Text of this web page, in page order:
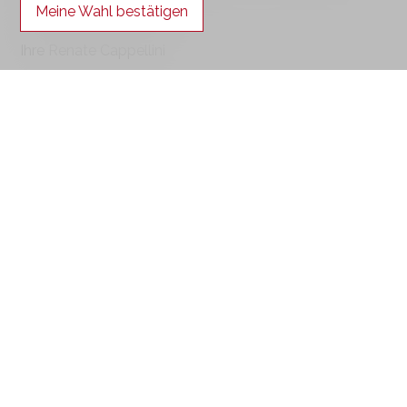
Gerne bin ich für Sie da.
Meine Wahl bestätigen